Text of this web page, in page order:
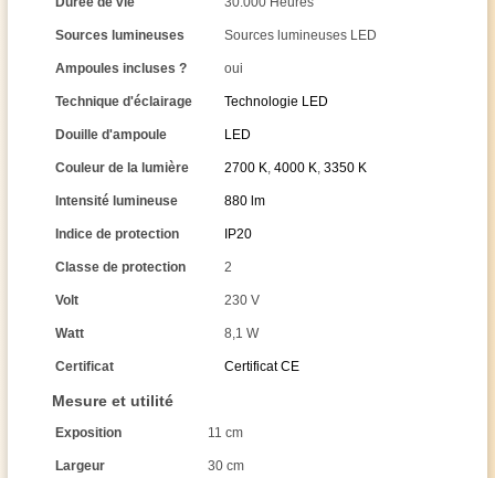
Sources lumineuses Sources lumineuses LED
Ampoules incluses ? oui
Technique d'éclairage Technologie LED
Douille d'ampoule LED
Couleur de la lumière 2700 K, 4000 K, 3350 K
Intensité lumineuse 880 lm
Indice de protection IP20
Classe de protection 2
Volt 230 V
Watt 8,1 W
Certificat Certificat CE
Mesure et utilité
Exposition 11 cm
Largeur 30 cm